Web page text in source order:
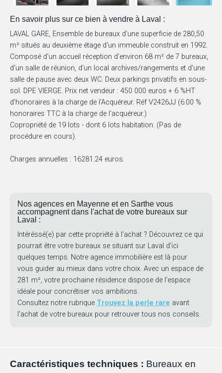
En savoir plus sur ce bien à vendre à Laval :
LAVAL GARE, Ensemble de bureaux d'une superficie de 280,50
m² situés au deuxième étage d'un immeuble construit en 1992.
Composé d'un accueil réception d'environ 68 m² de 7 bureaux,
d'un salle de réunion, d'un local archives/rangements et d'une
salle de pause avec deux WC. Deux parkings privatifs en sous-
sol. DPE VIERGE. Prix net vendeur : 450 000 euros + 6 %HT
d'honoraires à la charge de l'Acquéreur. Réf V2426JJ (6.00 %
honoraires TTC à la charge de l'acquéreur.)
Copropriété de 19 lots - dont 6 lots habitation. (Pas de
procédure en cours).
Charges annuelles : 16281.24 euros.
Nos agences en Mayenne et en Sarthe vous
accompagnent dans l'achat de votre bureaux sur
Laval :
Intéréssé(e) par cette propriété à l'achat ? Découvrez ce qui
pourrait être votre bureaux se situant sur Laval d'ici
quelques temps. Notre agence immobilière est là pour
vous guider au mieux dans votre choix. Avec un espace de
281 m², votre prochaine résidence dispose de l'espace
idéale pour concrétiser vos ambitions.
Consultez notre rubrique Trouvez la perle rare avant
l'achat de votre bureaux pour retrouver tous nos conseils.
Caractéristiques techniques : Bureaux en